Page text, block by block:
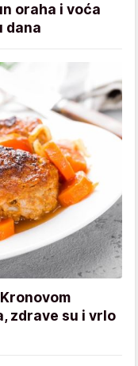
oraha i voća
dana
zdrave su i vrlo